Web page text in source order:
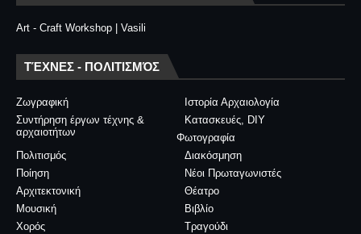
Art - Craft Workshop | Vasili
ΤΈΧΝΕΣ - ΠΟΛΙΤΙΣΜΌΣ
Ζωγραφική
Ιστορία Αρχαιολογία
Συντήρηση έργων τέχνης &
αρχαιοτήτων
Κατασκευές, DIY
Φωτογραφία
Διακόσμηση
Πολιτισμός
Νέοι Πρωταγωνιστές
Ποίηση
Θέατρο
Αρχιτεκτονική
Βιβλίο
Μουσική
Τραγούδι
Χορός